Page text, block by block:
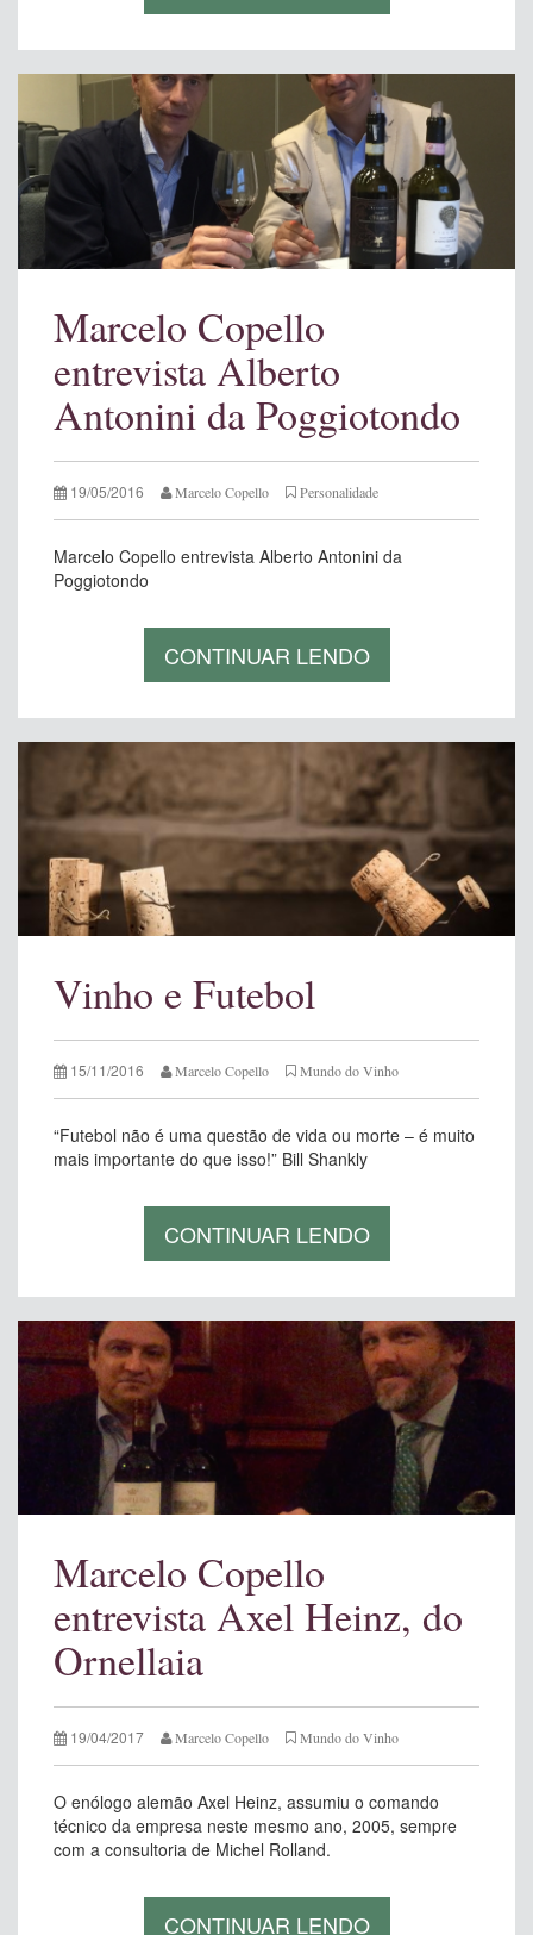
Marcelo Copello
entrevista Alberto
Antonini da Poggiotondo
19/05/2016 Marcelo Copello Personalidade
Marcelo Copello entrevista Alberto Antonini da
Poggiotondo
CONTINUAR LENDO
Vinho e Futebol
15/11/2016 Marcelo Copello Mundo do Vinho
“Futebol não é uma questão de vida ou morte – é muito
mais importante do que isso!” Bill Shankly
CONTINUAR LENDO
Marcelo Copello
entrevista Axel Heinz, do
Ornellaia
19/04/2017 Marcelo Copello Mundo do Vinho
O enólogo alemão Axel Heinz, assumiu o comando
técnico da empresa neste mesmo ano, 2005, sempre
com a consultoria de Michel Rolland.
CONTINUAR LENDO